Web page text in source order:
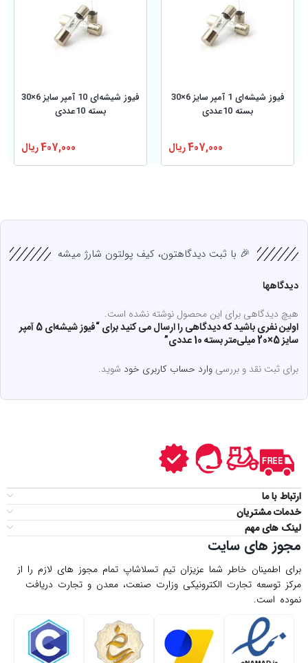
فیوز شیشه‌ای 1 آمپر سایز 6×30
بسته 10عددی
407,000ریال
فیوز شیشه‌ای 10 آمپر سایز 6×30
بسته 10عددی
407,000ریال
🎉 با ثبت دیدگاهتون، کیف پولتون شارژ میشه
دیدگاهها
هیچ دیدگاهی برای این محصول نوشته نشده است.
اولین نفری باشید که دیدگاهی را ارسال می کنید برای “فیوز شیشه‌ای 5 آمپر
سایز 5×20 میلی‌متر بسته 10 عددی”
برای ثبت نقد و بررسیوارد حساب کاربری خود شوید.
ارتباط با ما
خدمات مشتریان
لینک های مهم
مجوز های سایت
برای اطمینان خاطر شما عزیزان تیم تسلاشاپ تمام مجوز های لازم را از
مركز توسعه تجارت الكترونیكی وزارت صنعت، معدن و تجارت دریافت
نموده است.